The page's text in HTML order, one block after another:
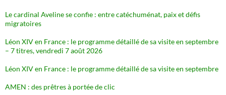
Le cardinal Aveline se confie : entre catéchuménat, paix et défis
migratoires
Léon XIV en France : le programme détaillé de sa visite en septembre
– 7 titres, vendredi 7 août 2026
Léon XIV en France : le programme détaillé de sa visite en septembre
AMEN : des prêtres à portée de clic